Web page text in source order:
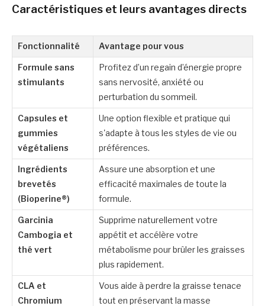
Caractéristiques et leurs avantages directs
Fonctionnalité Avantage pour vous
Formule sans
stimulants
Profitez d’un regain d’énergie propre
sans nervosité, anxiété ou
perturbation du sommeil.
Capsules et
gummies
végétaliens
Une option flexible et pratique qui
s'adapte à tous les styles de vie ou
préférences.
Ingrédients
brevetés
(Bioperine®)
Assure une absorption et une
efficacité maximales de toute la
formule.
Garcinia
Cambogia et
thé vert
Supprime naturellement votre
appétit et accélère votre
métabolisme pour brûler les graisses
plus rapidement.
CLA et
Chromium
Vous aide à perdre la graisse tenace
tout en préservant la masse